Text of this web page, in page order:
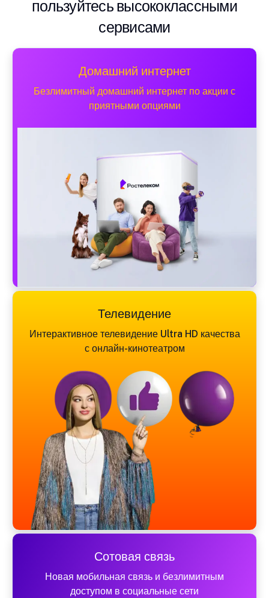
пользуйтесь высококлассными
сервисами
Домашний интернет
Безлимитный домашний интернет по акции с
приятными опциями
Телевидение
Интерактивное телевидение Ultra HD качества
с онлайн-кинотеатром
Сотовая связь
Новая мобильная связь и безлимитным
доступом в социальные сети